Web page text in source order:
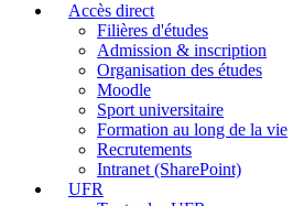
Accès direct
Filières d'études
Admission & inscription
Organisation des études
Moodle
Sport universitaire
Formation au long de la vie
Recrutements
Intranet (SharePoint)
UFR